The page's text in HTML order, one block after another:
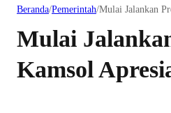
Beranda/Pemerintah/Mulai Jalankan
Mulai
Kamsol